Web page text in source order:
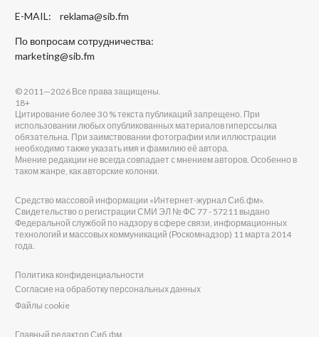
E-MAIL: reklama@sib.fm
По вопросам сотрудничества:
marketing@sib.fm
© 2011—2026 Все права защищены.
18+
Цитирование более 30 % текста публикаций запрещено. При
использовании любых опубликованных материалов гиперссылка
обязательна. При заимствовании фотографии или иллюстрации
необходимо также указать имя и фамилию её автора.
Мнение редакции не всегда совпадает с мнением авторов. Особенно в
таком жанре, как авторские колонки.
Средство массовой информации «Интернет-журнал Сиб.фм».
Свидетельство о регистрации СМИ ЭЛ № ФС 77 - 57211 выдано
Федеральной службой по надзору в сфере связи, информационных
технологий и массовых коммуникаций (Роскомнадзор) 11 марта 2014
года.
Политика конфиденциальности
Согласие на обработку персональных данных
Файлы cookie
Главный редактор Сиб.фм